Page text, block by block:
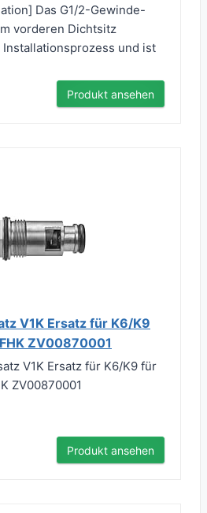
Das G1/2-Gewinde-
vorderen Dichtsitz
und ist
Produkt ansehen
V1K Ersatz für K6/K9
ZV00870001
V1K Ersatz für K6/K9 für
ZV00870001
Produkt ansehen